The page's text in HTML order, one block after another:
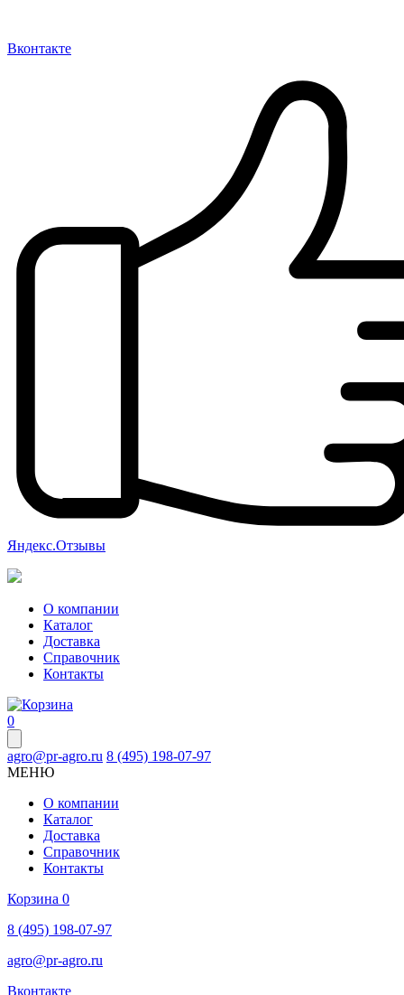
Вконтакте
Яндекс.Отзывы
О компании
Каталог
Доставка
Справочник
Контакты
0
agro@pr-agro.ru 8 (495) 198-07-97
МЕНЮ
О компании
Каталог
Доставка
Справочник
Контакты
Корзина 0
8 (495) 198-07-97
agro@pr-agro.ru
Вконтакте